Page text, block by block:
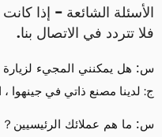
الأسئلة الشائعة - إذا
فلا تتردد في الاتصال بنا.
س: هل يمكنني المجيء
ج: لدينا مصنع ذاتي في جينهوا
س: ما هم عملائك الرئيسيين？